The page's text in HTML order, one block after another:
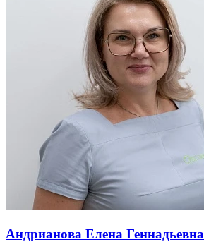
Андрианова Елена Геннадьевна